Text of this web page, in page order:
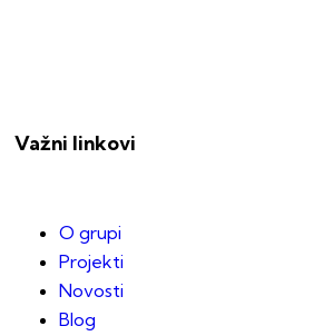
Važni linkovi
O grupi
Projekti
Novosti
Blog